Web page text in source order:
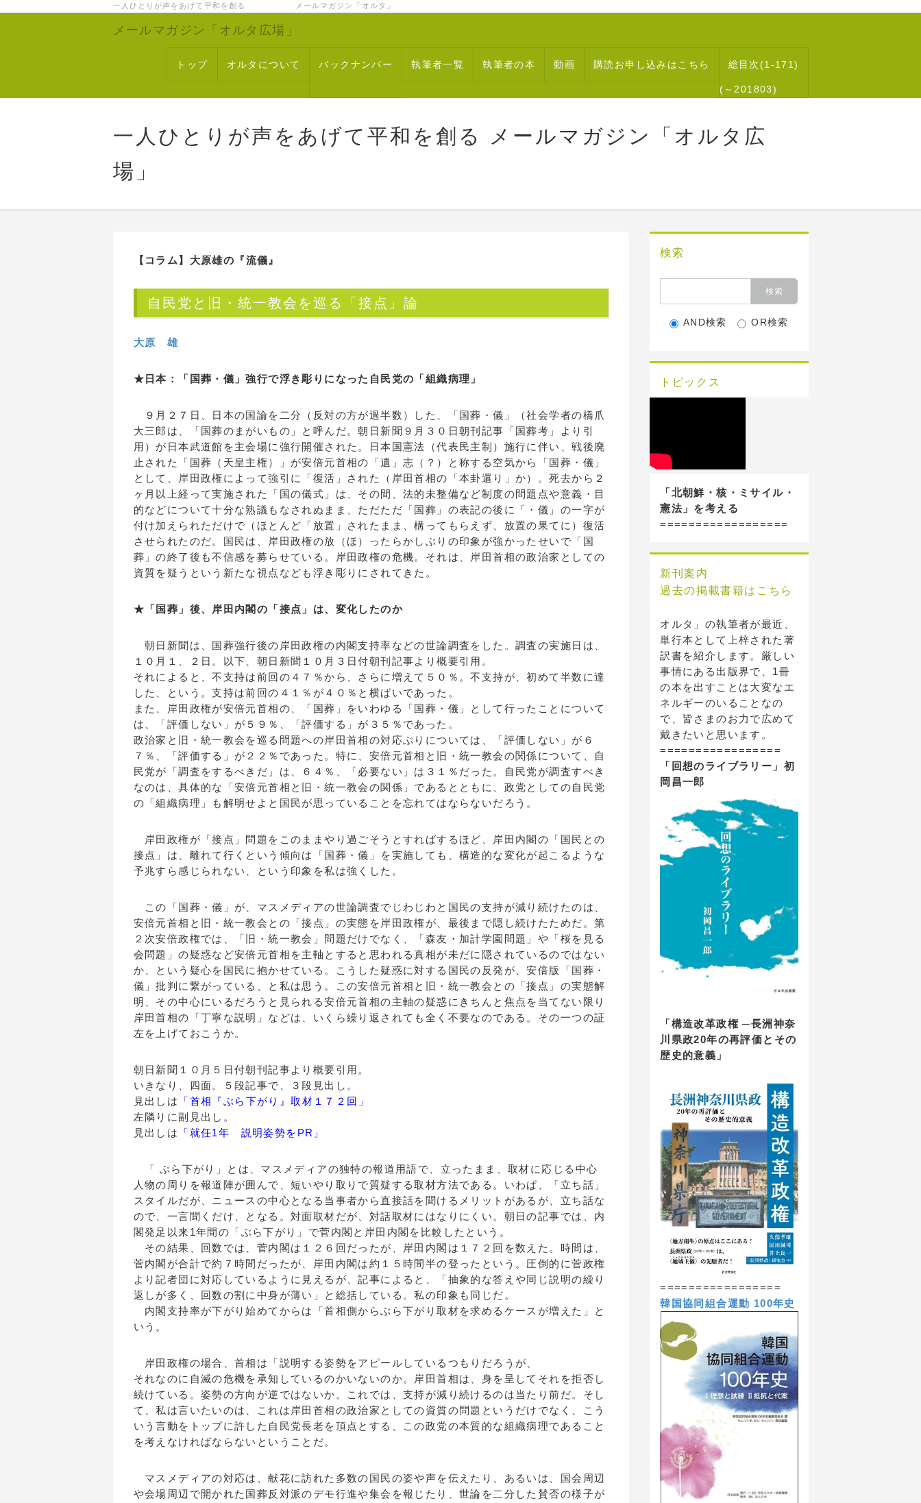
一人ひとりが声をあげて平和を創る メールマガジン「オルタ」
メールマガジン「オルタ広場」
トップ オルタについて バックナンバー 執筆者一覧 執筆者の本 動画 購読お申し込みはこちら 総目次(1-171)
(～201803)
一人ひとりが声をあげて平和を創る メールマガジン「オルタ広
場」
【コラム】 大原雄の『流儀』
自民党と旧・統一教会を巡る「接点」論
大原 雄
★日本：「国葬・儀」強行で浮き彫りになった自民党の「組織病理」
９月２７日、日本の国論を二分（反対の方が過半数）した、「国葬・儀」（社会学者の橋爪
大三郎は、「国葬のまがいもの」と呼んだ。朝日新聞９月３０日朝刊記事「国葬考」より引
用）が日本武道館を主会場に強行開催された。日本国憲法（代表民主制）施行に伴い、戦後廃
止された「国葬（天皇主権）」が安倍元首相の「遺」志（？）と称する空気から「国葬・儀」
として、岸田政権によって強引に「復活」された（岸田首相の「本卦還り」か）。死去から２
ヶ月以上経って実施された「国の儀式」は、その間、法的未整備など制度の問題点や意義・目
的などについて十分な熟議もなされぬまま、ただただ「国葬」の表記の後に「・儀」の一字が
付け加えられただけで（ほとんど「放置」されたまま、構ってもらえず、放置の果てに）復活
させられたのだ。国民は、岸田政権の放（ほ）ったらかしぶりの印象が強かったせいで「国
葬」の終了後も不信感を募らせている。岸田政権の危機。それは、岸田首相の政治家としての
資質を疑うという新たな視点なども浮き彫りにされてきた。
★「国葬」後、岸田内閣の「接点」は、変化したのか
朝日新聞は、国葬強行後の岸田政権の内閣支持率などの世論調査をした。調査の実施日は、
１０月１、２日。以下、朝日新聞１０月３日付朝刊記事より概要引用。
それによると、不支持は前回の４７％から、さらに増えて５０％。不支持が、初めて半数に達
した、という。支持は前回の４１％が４０％と横ばいであった。
また、岸田政権が安倍元首相の、「国葬」をいわゆる「国葬・儀」として行ったことについて
は、「評価しない」が５９％、「評価する」が３５％であった。
政治家と旧・統一教会を巡る問題への岸田首相の対応ぶりについては、「評価しない」が６
７％、「評価する」が２２％であった。特に、安倍元首相と旧・統一教会の関係について、自
民党が「調査をするべきだ」は、６４％、「必要ない」は３１％だった。自民党が調査すべき
なのは、具体的な「安倍元首相と旧・統一教会の関係」であるとともに、政党としての自民党
の「組織病理」も解明せよと国民が思っていることを忘れてはならないだろう。
岸田政権が「接点」問題をこのままやり過ごそうとすればするほど、岸田内閣の「国民との
接点」は、離れて行くという傾向は「国葬・儀」を実施しても、構造的な変化が起こるような
予兆すら感じられない、という印象を私は強くした。
この「国葬・儀」が、マスメディアの世論調査でじわじわと国民の支持が減り続けたのは、
安倍元首相と旧・統一教会との「接点」の実態を岸田政権が、最後まで隠し続けたためだ。第
２次安倍政権では、「旧・統一教会」問題だけでなく、「森友・加計学園問題」や「桜を見る
会問題」の疑惑など安倍元首相を主軸とすると思われる真相が未だに隠されているのではない
か、という疑心を国民に抱かせている。こうした疑惑に対する国民の反発が、安倍版「国葬・
儀」批判に繋がっている、と私は思う。この安倍元首相と旧・統一教会との「接点」の実態解
明、その中心にいるだろうと見られる安倍元首相の主軸の疑惑にきちんと焦点を当てない限り
岸田首相の「丁寧な説明」などは、いくら繰り返されても全く不要なのである。その一つの証
左を上げておこうか。
朝日新聞１０月５日付朝刊記事より概要引用。
いきなり、四面。５段記事で、３段見出し。
見出しは
「首相『ぶら下がり』取材１７２回」
左隣りに副見出し。
見出しは
「就任1年 説明姿勢をPR」
「 ぶら下がり」とは、マスメディアの独特の報道用語で、立ったまま、取材に応じる中心
人物の周りを報道陣が囲んで、短いやり取りで質疑する取材方法である。いわば、「立ち話」
スタイルだが、ニュースの中心となる当事者から直接話を聞けるメリットがあるが、立ち話な
ので、一言聞くだけ、となる。対面取材だが、対話取材にはなりにくい。朝日の記事では、内
閣発足以来1年間の「ぶら下がり」で菅内閣と岸田内閣を比較したという。
その結果、回数では、菅内閣は１２６回だったが、岸田内閣は１７２回を数えた。時間は、
菅内閣が合計で約７時間だったが、岸田内閣は約１５時間半の登ったという。圧倒的に菅政権
より記者団に対応しているように見えるが、記事によると、「抽象的な答えや同じ説明の繰り
返しが多く、回数の割に中身が薄い」と総括している。私の印象も同じだ。
内閣支持率が下がり始めてからは「首相側からぶら下がり取材を求めるケースが増えた」と
いう。
岸田政権の場合、首相は「説明する姿勢をアピールしているつもりだろうが、
それなのに自滅の危機を承知しているのかいないのか。岸田首相は、身を呈してそれを拒否し
続けている。姿勢の方向が逆ではないか。これでは、支持が減り続けるのは当たり前だ。そし
て、私は言いたいのは、これは岸田首相の政治家としての資質の問題というだけでなく、こう
いう言動をトップに許した自民党長老を頂点とする、この政党の本質的な組織病理であること
を考えなければならないということだ。
マスメディアの対応は、献花に訪れた多数の国民の姿や声を伝えたり、あるいは、国会周辺
や会場周辺で開かれた国葬反対派のデモ行進や集会を報じたり、世論を二分した賛否の様子が
検索
AND検索 OR検索
トピックス
「北朝鮮・核・ミサイル・
憲法」を考える
==================
新刊案内
過去の掲載書籍はこちら
オルタ」の執筆者が最近、
単行本として上梓された著
訳書を紹介します。厳しい
事情にある出版界で、1冊
の本を出すことは大変なエ
ネルギーのいることなの
で、皆さまのお力で広めて
戴きたいと思います。
=================
「回想のライブラリー」初
岡昌一郎
「構造改革政権 ─長洲神奈
川県政20年の再評価とその
歴史的意義」
=================
韓国協同組合運動 100年史